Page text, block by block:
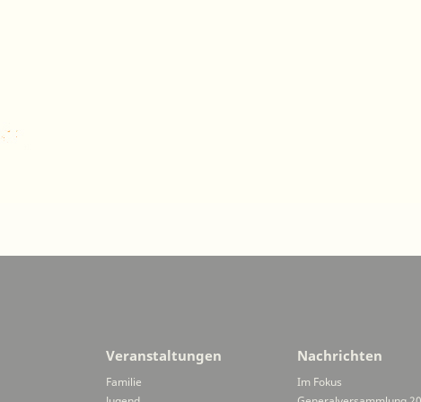
Veranstaltungen
Familie
Nachrichten
Im Fokus